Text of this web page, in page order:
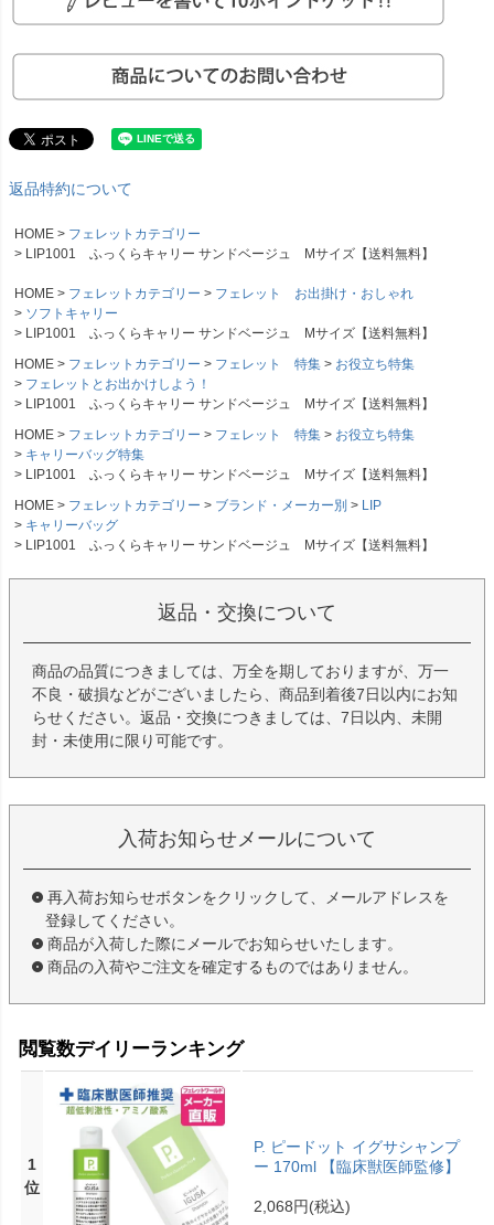
返品特約について
HOME
フェレットカテゴリー
LIP1001 ふっくらキャリー サンドベージュ Mサイズ【送料無料】
HOME フェレットカテゴリー
フェレット お出掛け・おしゃれ
ソフトキャリー
LIP1001 ふっくらキャリー サンドベージュ Mサイズ【送料無料】
HOME
フェレットカテゴリー フェレット 特集
お役立ち特集
フェレットとお出かけしよう！
LIP1001 ふっくらキャリー サンドベージュ Mサイズ【送料無料】
HOME
フェレットカテゴリー フェレット 特集
お役立ち特集
キャリーバッグ特集
LIP1001 ふっくらキャリー サンドベージュ Mサイズ【送料無料】
HOME
フェレットカテゴリー ブランド・メーカー別
LIP
キャリーバッグ
LIP1001 ふっくらキャリー サンドベージュ Mサイズ【送料無料】
返品・交換について
商品の品質につきましては、万全を期しておりますが、万一
不良・破損などがございましたら、商品到着後7日以内にお知
らせください。返品・交換につきましては、7日以内、未開
封・未使用に限り可能です。
入荷お知らせメールについて
再入荷お知らせボタンをクリックして、メールアドレスを
登録してください。
商品が入荷した際にメールでお知らせいたします。
商品の入荷やご注文を確定するものではありません。
閲覧数デイリーランキング
1
位
P. ピードット イグサシャンプ
ー 170ml 【臨床獣医師監修】
2,068円(税込)